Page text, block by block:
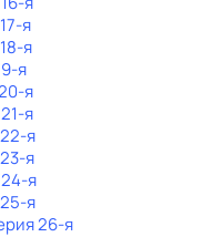
я
я
я
я
я
я
я
я
я
26-я